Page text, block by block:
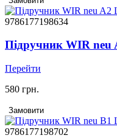
9786177198634
Підручник WIR neu
Перейти
580 грн.
Замовити
9786177198702